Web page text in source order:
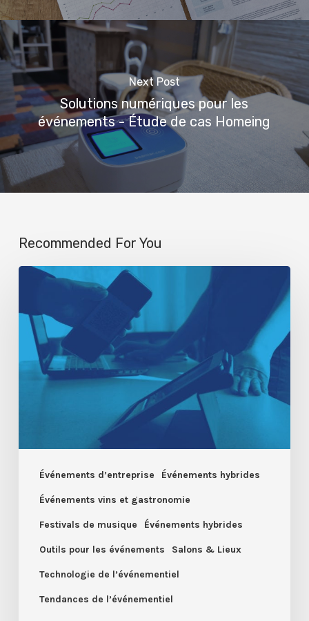
Next Post
Solutions numériques pour les
événements - Étude de cas Homeing
Recommended For You
Événements d’entreprise Événements hybrides
Événements vins et gastronomie
Festivals de musique Événements hybrides
Outils pour les événements Salons & Lieux
Technologie de l’événementiel
Tendances de l’événementiel
Guide
pour
check-
suivi
taux
d’occupation